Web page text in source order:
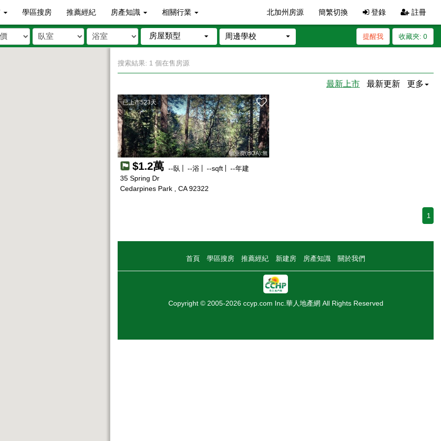
學區搜房 推薦經紀 房產知識 相關行業 北加州房源 簡繁切換 登錄 註冊
房屋類型 周邊學校 收藏夾: 0
提醒我
搜索結果: 1 個在售房源
最新上市 最新更新 更多
已上市523天
物业费(HOA):無
$1.2萬 --臥 --浴 --sqft --年建
35 Spring Dr
Cedarpines Park , CA 92322
1
首頁 學區搜房 推薦經紀 新建房 房產知識 關於我們
Copyright © 2005-2026 ccyp.com Inc.華人地產網 All Rights Reserved